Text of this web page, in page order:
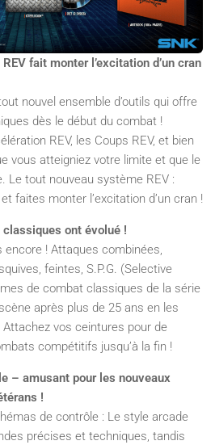
fait monter l’excitation d’un cran
nouvel ensemble d’outils qui offre
dès le début du combat !
REV, les Coups REV, et bien
vous atteigniez votre limite et que le
Le tout nouveau système REV :
faites monter l’excitation d’un cran !
ont évolué !
! Attaques combinées,
feintes, S.P.G. (Selective
de combat classiques de la série
après plus de 25 ans en les
Attachez vos ceintures pour de
compétitifs jusqu’à la fin !
– amusant pour les nouveaux
!
de contrôle : Le style arcade
précises et techniques, tandis